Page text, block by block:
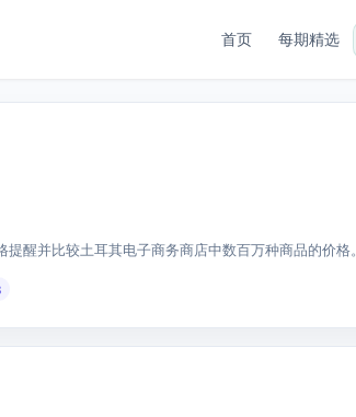
首页 每期精选
醒并比较土耳其电子商务商店中数百万种商品的价格。